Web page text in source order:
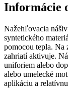
nášivka
malá
Informácie
Nažehľovacia
syntetického
pomocou tepla. Na
zahriatí aktivuje.
uniforiem alebo
alebo umelecké
aplikáciu a